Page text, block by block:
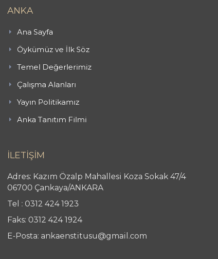
ANKA
Ana Sayfa
Öykümüz ve İlk Söz
Temel Değerlerimiz
Çalışma Alanları
Yayın Politikamız
Anka Tanıtım Filmi
İLETİŞİM
Adres: Kazım Özalp Mahallesi Koza Sokak 47/4
06700 Çankaya/ANKARA
Tel : 0312 424 1923
Faks: 0312 424 1924
E-Posta: ankaenstitusu@gmail.com